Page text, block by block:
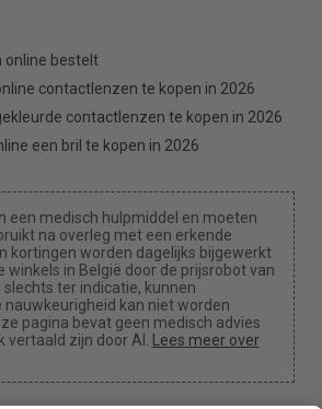
online bestelt
contactlenzen te kopen in 2026
contactlenzen te kopen in 2026
een bril te kopen in 2026
een medisch hulpmiddel en moeten
na overleg met een erkende
kortingen worden dagelijks bijgewerkt
winkels in België door de prijsrobot van
slechts ter indicatie, kunnen
nauwkeurigheid kan niet worden
pagina bevat geen medisch advies
vertaald zijn door AI. Lees meer over